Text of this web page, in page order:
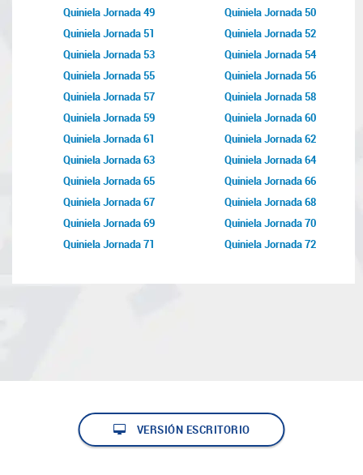
Quiniela Jornada 49
Quiniela Jornada 50
Quiniela Jornada 51
Quiniela Jornada 52
Quiniela Jornada 53
Quiniela Jornada 54
Quiniela Jornada 55
Quiniela Jornada 56
Quiniela Jornada 57
Quiniela Jornada 58
Quiniela Jornada 59
Quiniela Jornada 60
Quiniela Jornada 61
Quiniela Jornada 62
Quiniela Jornada 63
Quiniela Jornada 64
Quiniela Jornada 65
Quiniela Jornada 66
Quiniela Jornada 67
Quiniela Jornada 68
Quiniela Jornada 69
Quiniela Jornada 70
Quiniela Jornada 71
Quiniela Jornada 72
VERSIÓN ESCRITORIO